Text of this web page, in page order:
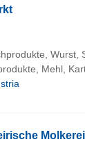
Wurst,
Mehl,